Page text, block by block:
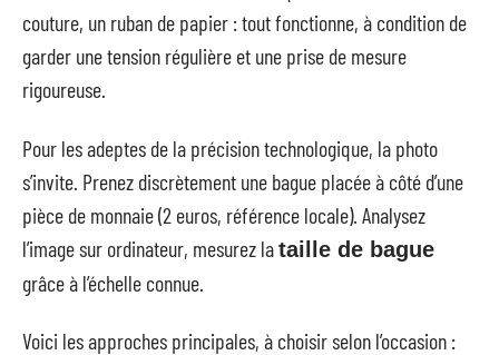
couture, un ruban de papier : tout fonctionne, à condition de
garder une tension régulière et une prise de mesure
rigoureuse.
Pour les adeptes de la précision technologique, la photo
s’invite. Prenez discrètement une bague placée à côté d’une
pièce de monnaie (2 euros, référence locale). Analysez
l’image sur ordinateur, mesurez lataille de bague
grâce à l’échelle connue.
Voici les approches principales, à choisir selon l’occasion :